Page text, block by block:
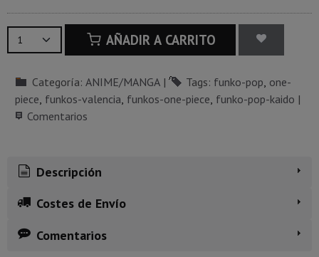
AÑADIR A CARRITO
Categoría: ANIME/MANGA | Tags: funko-pop one-
piece funkos-valencia funkos-one-piece funko-pop-kaido |
Comentarios
Descripción
Costes de Envío
Comentarios